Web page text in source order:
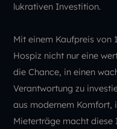
lukrativen Investition.
Mit einem Kaufpreis von
Hospiz nicht nur eine
die Chance, in einen
Verantwortung zu
aus modernem Komfort,
Mieterträge macht diese